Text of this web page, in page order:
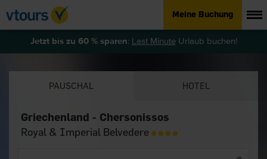
Meine Buchung
Jetzt bis zu 60 % sparen: Last MinuteUrlaub buchen!
PAUSCHAL HOTEL
Griechenland - Chersonissos
Royal & Imperial Belvedere